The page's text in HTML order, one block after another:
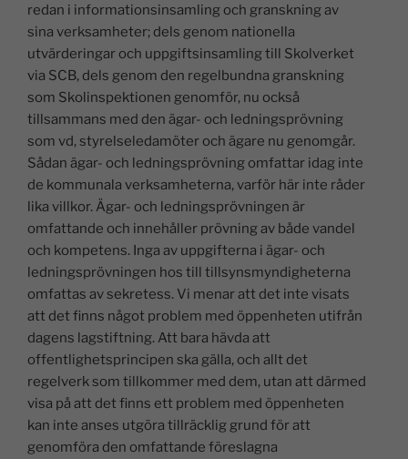
redan i informationsinsamling och granskning av
sina verksamheter; dels genom nationella
utvärderingar och uppgiftsinsamling till Skolverket
via SCB, dels genom den regelbundna granskning
som Skolinspektionen genomför, nu också
tillsammans med den ägar- och ledningsprövning
som vd, styrelseledamöter och ägare nu genomgår.
Sådan ägar- och ledningsprövning omfattar idag inte
de kommunala verksamheterna, varför här inte råder
lika villkor. Ägar- och ledningsprövningen är
omfattande och innehåller prövning av både vandel
och kompetens. Inga av uppgifterna i ägar- och
ledningsprövningen hos till tillsynsmyndigheterna
omfattas av sekretess. Vi menar att det inte visats
att det finns något problem med öppenheten utifrån
dagens lagstiftning. Att bara hävda att
offentlighetsprincipen ska gälla, och allt det
regelverk som tillkommer med dem, utan att därmed
visa på att det finns ett problem med öppenheten
kan inte anses utgöra tillräcklig grund för att
genomföra den omfattande föreslagna